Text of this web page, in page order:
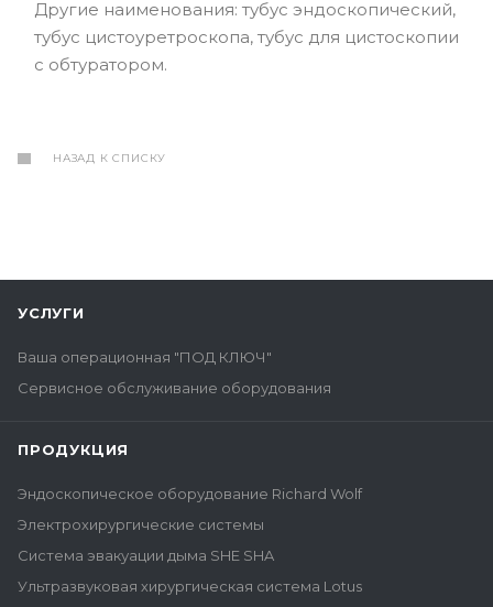
Другие наименования: тубус эндоскопический,
тубус цистоуретроскопа, тубус для цистоскопии
с обтуратором.
НАЗАД К СПИСКУ
УСЛУГИ
Ваша операционная "ПОД КЛЮЧ"
Сервисное обслуживание оборудования
ПРОДУКЦИЯ
Эндоскопическое оборудование Richard Wolf
Электрохирургические системы
Система эвакуации дыма SHE SHA
Ультразвуковая хирургическая система Lotus